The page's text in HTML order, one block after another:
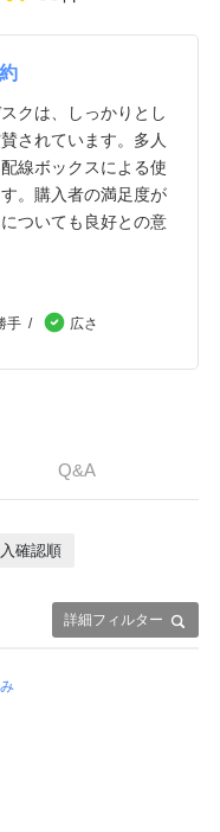
クは、しっかりとし
されています。多人
線ボックスによる使
。購入者の満足度が
ついても良好との意
手 広さ
Q&A
詳細フィルター
確認順